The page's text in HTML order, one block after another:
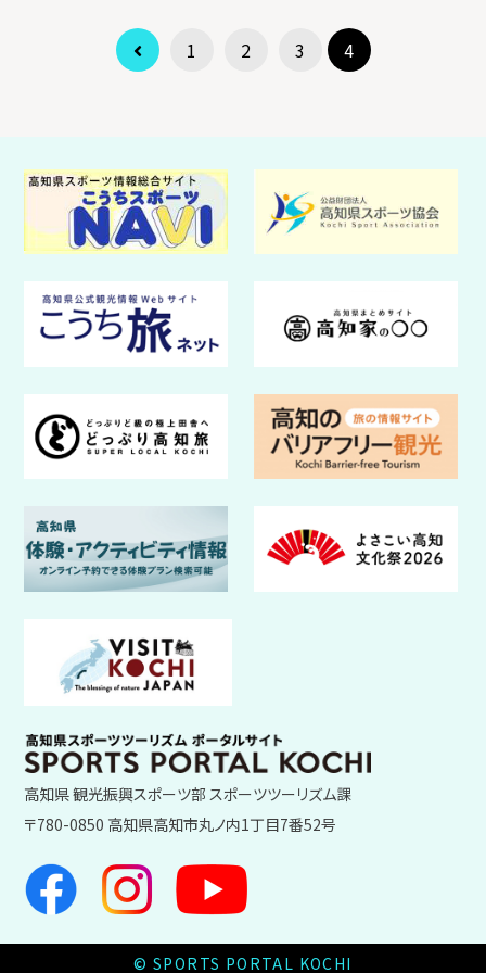
1 2 3 4
高知県 観光振興スポーツ部 スポーツツーリズム課
〒780-0850 高知県高知市丸ノ内1丁目7番52号
© SPORTS PORTAL KOCHI